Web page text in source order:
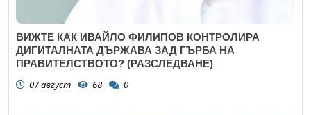
ВИЖТЕ КАК ИВАЙЛО ФИЛИПОВ КОНТРОЛИРА
ДИГИТАЛНАТА ДЪРЖАВА ЗАД ГЪРБА НА
ПРАВИТЕЛСТВОТО? (РАЗСЛЕДВАНЕ)
07 август 68 0